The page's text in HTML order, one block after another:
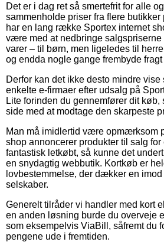
Det er i dag ret så smertefrit for alle
sammenholde priser fra flere butikker
har en lang række Sportex internet
være med at nedbringe
varer – til børn, men ligeledes til
og endda nogle gange frembyde
Derfor kan det ikke desto mindre
enkelte e-firmaer efter udsalg på
Lite forinden du gennemfører dit køb,
side med at modtage den skarpeste
Man må imidlertid være opmærksom
shop annoncerer produkter til salg
fantastisk letkøbt, så kunne det
en snydagtig webbutik. Kortkøb er
lovbestemmelse, der dækker en
selskaber.
Generelt tilråder vi handler med kort
en anden løsning burde du overveje
som eksempelvis ViaBill, såfremt du
pengene ude i fremtiden.